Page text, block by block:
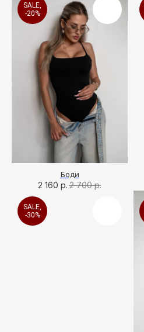
SALE,
-20%
Боди
2 160 р. 2 700 р.
SALE,
-30%